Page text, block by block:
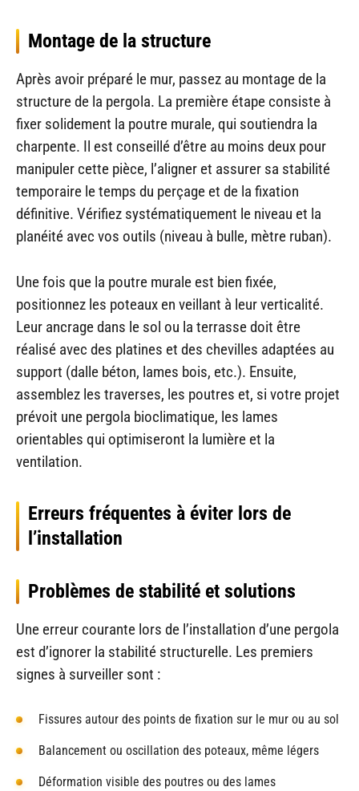
Montage de la structure
Après avoir préparé le mur, passez au montage de la
structure de la pergola. La première étape consiste à
fixer solidement la poutre murale, qui soutiendra la
charpente. Il est conseillé d’être au moins deux pour
manipuler cette pièce, l’aligner et assurer sa stabilité
temporaire le temps du perçage et de la fixation
définitive. Vérifiez systématiquement le niveau et la
planéité avec vos outils (niveau à bulle, mètre ruban).
Une fois que la poutre murale est bien fixée,
positionnez les poteaux en veillant à leur verticalité.
Leur ancrage dans le sol ou la terrasse doit être
réalisé avec des platines et des chevilles adaptées au
support (dalle béton, lames bois, etc.). Ensuite,
assemblez les traverses, les poutres et, si votre projet
prévoit une pergola bioclimatique, les lames
orientables qui optimiseront la lumière et la
ventilation.
Erreurs fréquentes à éviter lors de
l’installation
Problèmes de stabilité et solutions
Une erreur courante lors de l’installation d’une pergola
est d’ignorer la stabilité structurelle. Les premiers
signes à surveiller sont :
Fissures autour des points de fixation sur le mur ou au sol
Balancement ou oscillation des poteaux, même légers
Déformation visible des poutres ou des lames